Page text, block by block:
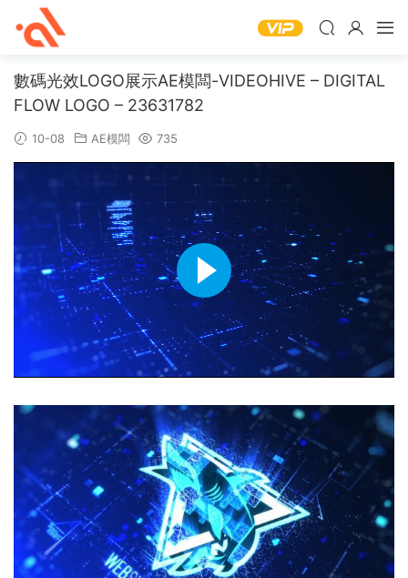
數碼光效LOGO展示AE模闆-VIDEOHIVE – DIGITAL
FLOW LOGO – 23631782
10-08 AE模闆 735